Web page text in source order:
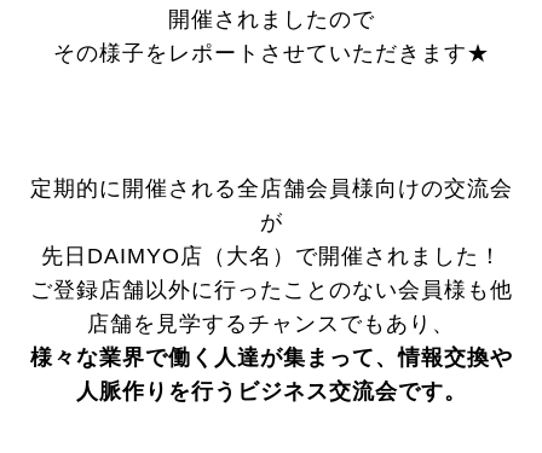
開催されましたので
その様子をレポートさせていただきます★
定期的に開催される全店舗会員様向けの交流会
が
先日DAIMYO店（大名）で開催されました！
ご登録店舗以外に行ったことのない会員様も他
店舗を見学するチャンスでもあり、
様々な業界で働く人達が集まって、情報交換や
人脈作りを行うビジネス交流会です。